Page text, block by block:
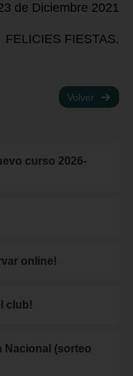
de Diciembre 2021
FELICIES FIESTAS.
Volver
curso 2026-
online!
club!
Nacional (sorteo